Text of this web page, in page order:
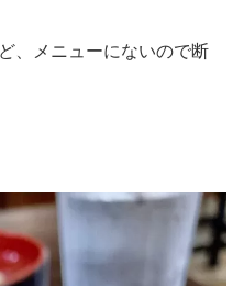
、メニューにないので断